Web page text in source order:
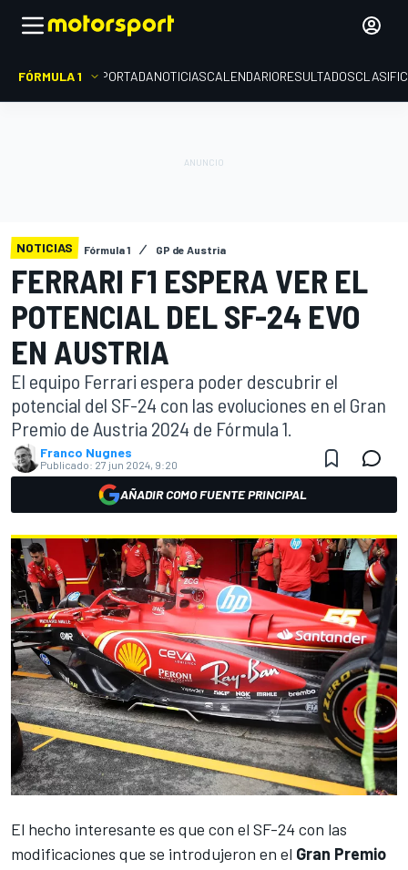
FÓRMULA 1 PORTADANOTICIASCALENDARIORESULTADOS
NOTICIAS Fórmula 1 GP de Austria
FERRARI F1 ESPERA VER EL
POTENCIAL DEL SF-24 EVO
EN AUSTRIA
El equipo Ferrari espera poder descubrir el
potencial del SF-24 con las evoluciones en el Gran
Premio de Austria 2024 de Fórmula 1.
Franco Nugnes
Publicado: 27 jun 2024, 9:20
AÑADIR COMO FUENTE PRINCIPAL
El hecho interesante es que con el SF-24con las
modificaciones que se introdujeron en el Gran Premio